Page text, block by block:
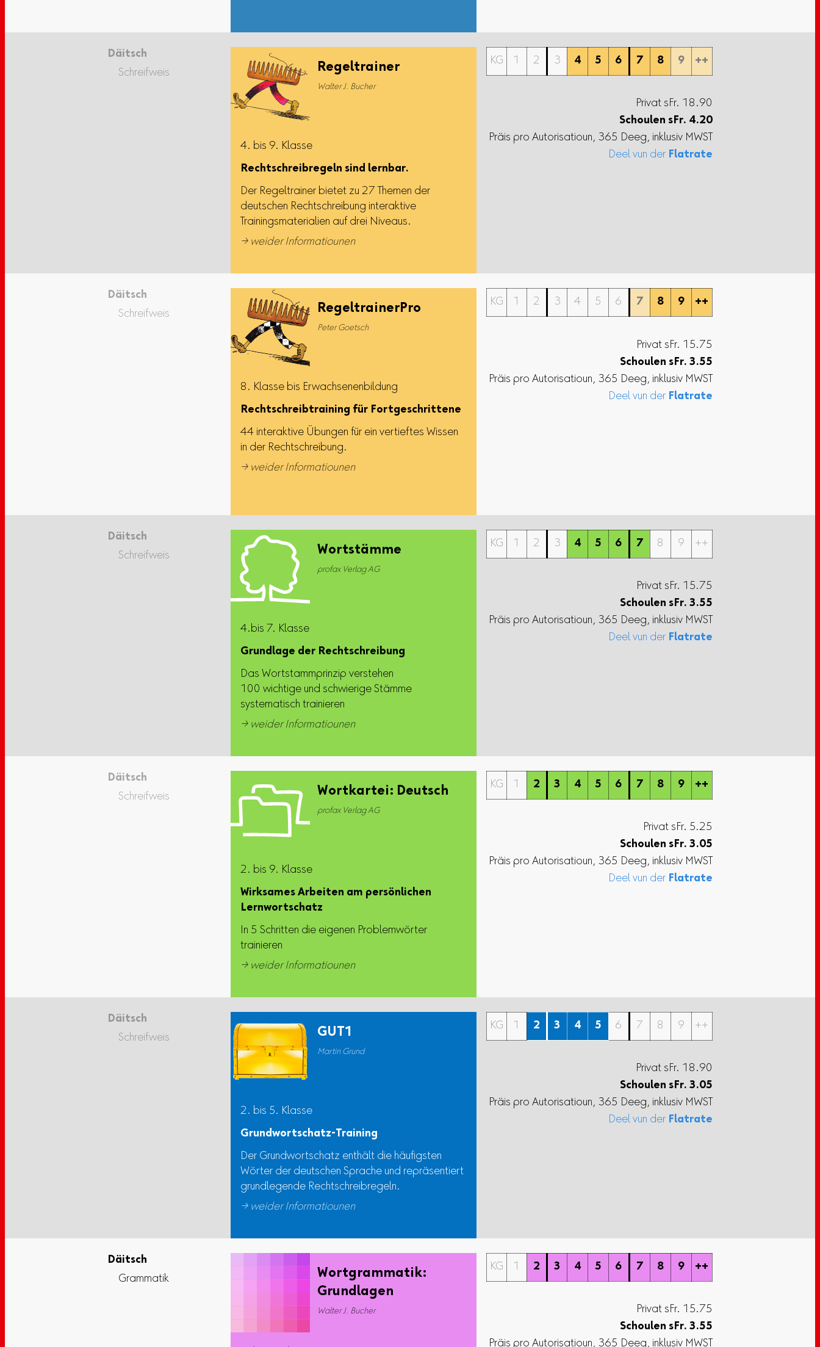
Däitsch
Schreifweis
Regeltrainer
Walter J. Bucher
4. bis 9. Klasse
Rechtschreibregeln sind lernbar.
Der Regeltrainer bietet zu 27 Themen der
deutschen Rechtschreibung interaktive
Trainingsmaterialien auf drei Niveaus.
→ weider Informatiounen
KG 1 2 3 4 5 6 7 8 9 ++
Privat sFr. 18.90
Schoulen sFr. 4.20
Präis pro Autorisatioun, 365 Deeg, inklusiv MWST
Deel vun der Flatrate
Däitsch
Schreifweis
RegeltrainerPro
Peter Goetsch
8. Klasse bis Erwachsenenbildung
Rechtschreibtraining für Fortgeschrittene
44 interaktive Übungen für ein vertieftes Wissen
in der Rechtschreibung.
→ weider Informatiounen
KG 1 2 3 4 5 6 7 8 9 ++
Privat sFr. 15.75
Schoulen sFr. 3.55
Präis pro Autorisatioun, 365 Deeg, inklusiv MWST
Deel vun der Flatrate
Däitsch
Schreifweis
Wortstämme
profax Verlag AG
4.bis 7. Klasse
Grundlage der Rechtschreibung
Das Wortstammprinzip verstehen
100 wichtige und schwierige Stämme
systematisch trainieren
→ weider Informatiounen
KG 1 2 3 4 5 6 7 8 9 ++
Privat sFr. 15.75
Schoulen sFr. 3.55
Präis pro Autorisatioun, 365 Deeg, inklusiv MWST
Deel vun der Flatrate
Däitsch
Schreifweis
Wortkartei: Deutsch
profax Verlag AG
2. bis 9. Klasse
Wirksames Arbeiten am persönlichen
Lernwortschatz
In 5 Schritten die eigenen Problemwörter
trainieren
→ weider Informatiounen
KG 1 2 3 4 5 6 7 8 9 ++
Privat sFr. 5.25
Schoulen sFr. 3.05
Präis pro Autorisatioun, 365 Deeg, inklusiv MWST
Deel vun der Flatrate
Däitsch
Schreifweis
GUT1
Martin Grund
2. bis 5. Klasse
Grundwortschatz-Training
Der Grundwortschatz enthält die häufigsten
Wörter der deutschen Sprache und repräsentiert
grundlegende Rechtschreibregeln.
→ weider Informatiounen
KG 1 2 3 4 5 6 7 8 9 ++
Privat sFr. 18.90
Schoulen sFr. 3.05
Präis pro Autorisatioun, 365 Deeg, inklusiv MWST
Deel vun der Flatrate
Däitsch
Grammatik
Wortgrammatik:
Grundlagen
Walter J. Bucher
KG 1 2 3 4 5 6 7 8 9 ++
Privat sFr. 15.75
Schoulen sFr. 3.55
Präis pro Autorisatioun, 365 Deeg, inklusiv MWST